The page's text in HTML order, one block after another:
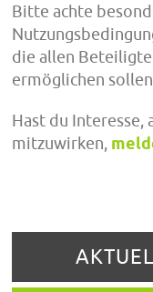
Bitte achte
die allen
ermöglichen
Hast du Interesse,
mitzuwirken,